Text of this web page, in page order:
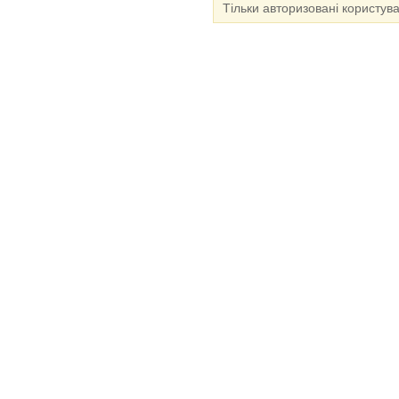
Тільки авторизовані